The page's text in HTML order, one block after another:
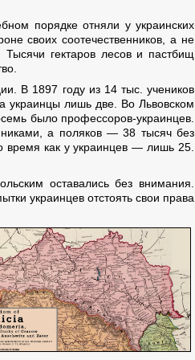
порядке отняли у украинских
своих соотечественников, а не
Тысячи гектаров лесов и пастбищ
В 1897 году из 14 тыс. учеников
украинцы лишь две. Во Львовском
было профессоров-украинцев.
а поляков — 38 тысяч без
время как у украинцев — лишь 25.
оставались без внимания.
украинцев отстоять свои права